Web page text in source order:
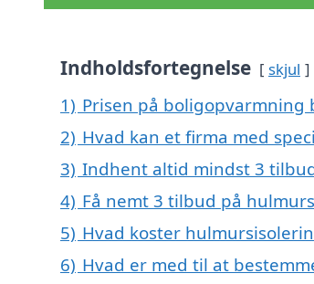
Indholdsfortegnelse skjul
1) Prisen på
2) Hvad kan et firma med
3) Indhent altid mindst 3
4) Få nemt 3 tilbud på
5) Hvad koster
6) Hvad er med til at